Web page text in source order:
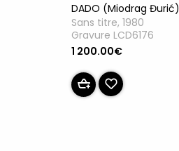
DADO (Miodrag Đurić)
Sans titre, 1980
Gravure LCD6176
1 200.00€